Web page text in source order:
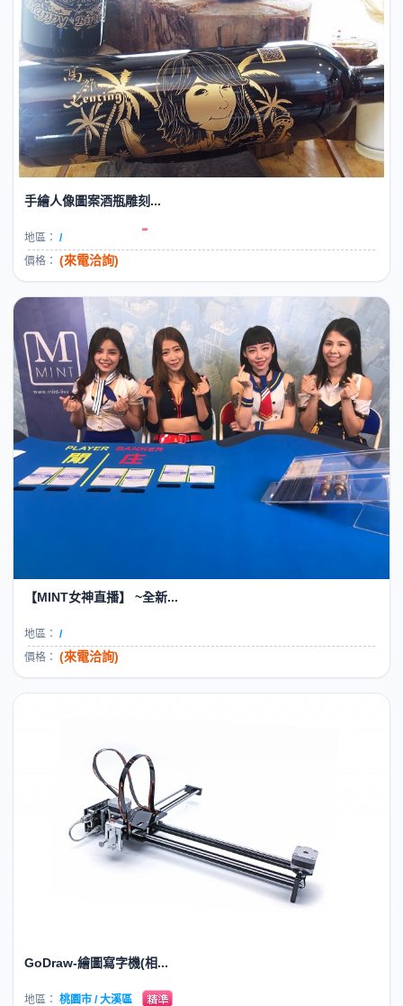
手繪人像圖案酒瓶雕刻...
地區： /
價格： (來電洽詢)
【MINT女神直播】 ~全新...
地區： /
價格： (來電洽詢)
GoDraw-繪圖寫字機(相...
地區： 桃園市 / 大溪區